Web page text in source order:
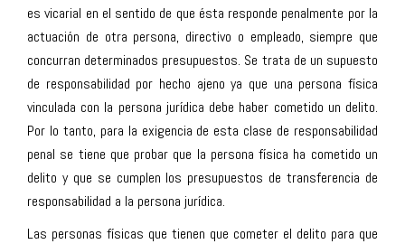
es vicarial en el sentido de que ésta responde penalmente por la
actuación de otra persona, directivo o empleado, siempre que
concurran determinados presupuestos. Se trata de un supuesto
de responsabilidad por hecho ajeno ya que una persona física
vinculada con la persona jurídica debe haber cometido un delito.
Por lo tanto, para la exigencia de esta clase de responsabilidad
penal se tiene que probar que la persona física ha cometido un
delito y que se cumplen los presupuestos de transferencia de
responsabilidad a la persona jurídica.
Las personas físicas que tienen que cometer el delito para que